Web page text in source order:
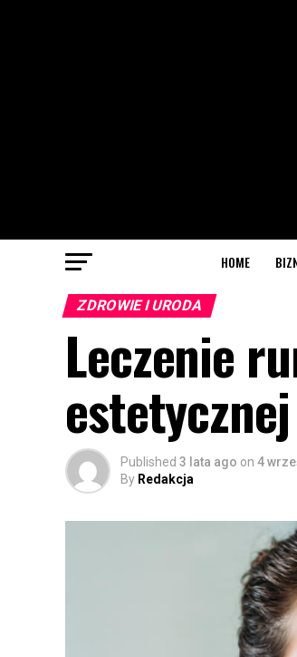
HOME
ZDROWIE I URODA
Leczenie
estetycznej
Published 3 lata ago on 4
By Redakcja